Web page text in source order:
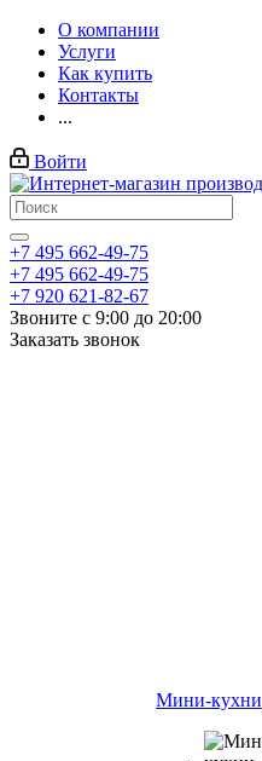
О компании
Услуги
Как купить
Контакты
...
Войти
+7 495 662-49-75
+7 495 662-49-75
+7 920 621-82-67
Звоните с 9:00 до 20:00
Заказать звонок
Мини-кухни